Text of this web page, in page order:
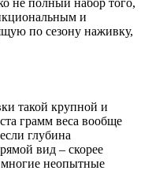
не полный набор того,
и
по сезону наживку,
такой крупной и
грамм веса вообще
глубина
вид – скорее
неопытные